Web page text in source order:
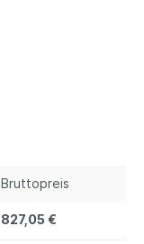
Bruttopreis
827,05 €